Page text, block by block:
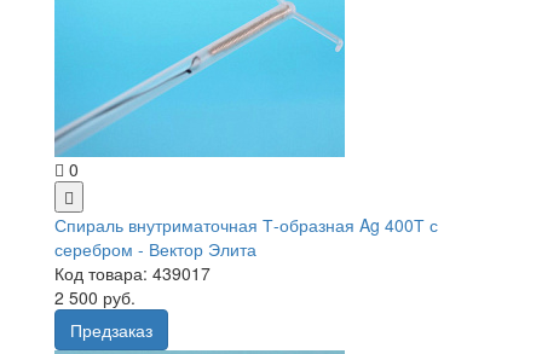
0
Спираль внутриматочная Т-образная Ag 400Т с
серебром - Вектор Элита
Код товара: 439017
2 500 руб.
Предзаказ